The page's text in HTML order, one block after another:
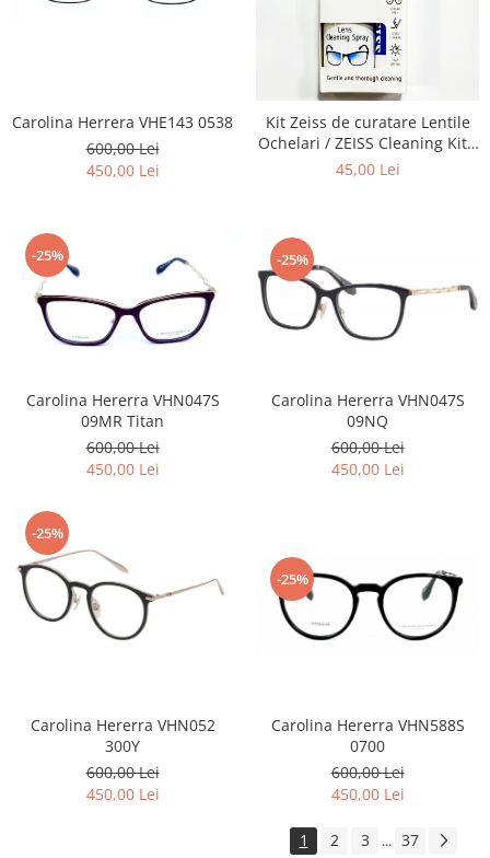
Carolina Herrera VHE143 0538
600,00 Lei
450,00 Lei
Kit Zeiss de curatare Lentile
Ochelari / ZEISS Cleaning Kit -
Recomandat la intretinerea
Telefoane, La aplicarea de
45,00 Lei
-25%
Carolina Hererra VHN047S
09MR Titan
600,00 Lei
450,00 Lei
-25%
Carolina Hererra VHN047S
09NQ
600,00 Lei
450,00 Lei
-25%
Carolina Hererra VHN052
300Y
600,00 Lei
450,00 Lei
-25%
Carolina Hererra VHN588S
0700
600,00 Lei
450,00 Lei
1 2 3 ... 37